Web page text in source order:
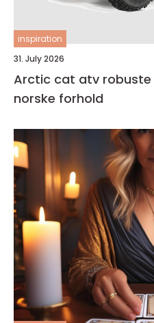
inspiration
31. July 2026
Arctic cat atv robuste arbeidsmaskiner for
norske forhold